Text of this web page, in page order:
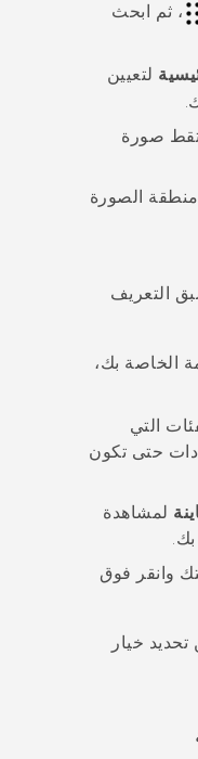
، ثم ابحث
لتعيين
صورة
الصورة
التعريف
الخاصة بك،
التي
حتى تكون
لمشاهدة
وانقر فوق
خيار